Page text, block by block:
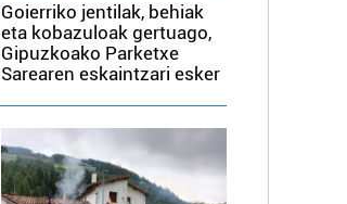
Goierriko jentilak, behiak
eta kobazuloak gertuago,
Gipuzkoako Parketxe
Sarearen eskaintzari esker